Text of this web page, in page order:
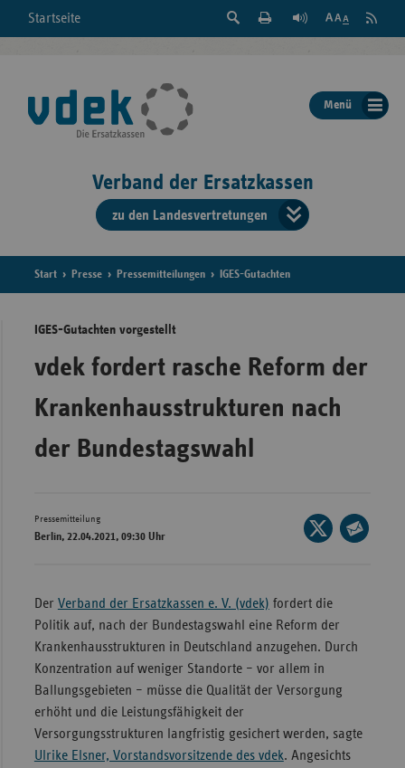
Startseite
Suche
der
Seite
Feed
Menü
Verband der Ersatzkassen
zu den Landesvertretungen
der
Start Presse Pressemitteilungen IGES-Gutachten
IGES-Gutachten vorgestellt
vdek fordert rasche Reform der
Krankenhausstrukturen nach
der Bundestagswahl
Pressemitteilung
Berlin, 22.04.2021, 09:30 Uhr
Seite
auf
Der Verband der Ersatzkassen e. V. (vdek) fordert die
Politik auf, nach der Bundestagswahl eine Reform der
Krankenhausstrukturen in Deutschland anzugehen. Durch
Konzentration auf weniger Standorte – vor allem in
Ballungsgebieten – müsse die Qualität der Versorgung
erhöht und die Leistungsfähigkeit der
Versorgungsstrukturen langfristig gesichert werden, sagte
Ulrike Elsner, Vorstandsvorsitzende des vdek. Angesichts